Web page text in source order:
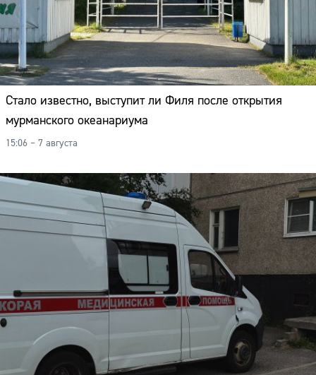
Стало известно, выступит ли Филя после открытия
мурманского океанариума
15:06 – 7 августа